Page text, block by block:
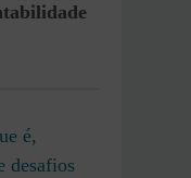
é,
desafios